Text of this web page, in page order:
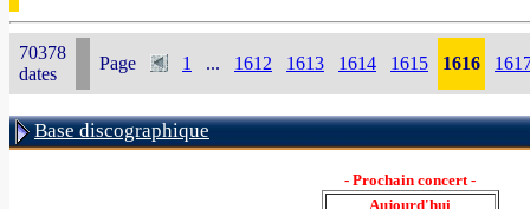
70378
dates
Page 1 ... 1612 1613 1614 1615 1616
Base discographique
- Prochain concert -
Aujourd'hui